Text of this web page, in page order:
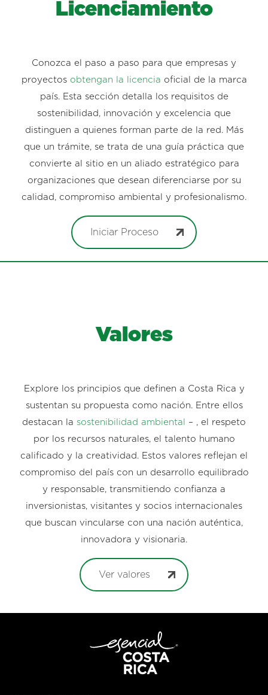
Licenciamiento
Conozca el paso a paso para que empresas y
proyectos obtengan la licencia oficial de la marca
país. Esta sección detalla los requisitos de
sostenibilidad, innovación y excelencia que
distinguen a quienes forman parte de la red. Más
que un trámite, se trata de una guía práctica que
convierte al sitio en un aliado estratégico para
organizaciones que desean diferenciarse por su
calidad, compromiso ambiental y profesionalismo.
Iniciar Proceso
Valores
Explore los principios que definen a Costa Rica y
sustentan su propuesta como nación. Entre ellos
destacan la sostenibilidad ambiental
– , el respeto
por los recursos naturales, el talento humano
calificado y la creatividad. Estos valores reflejan el
compromiso del país con un desarrollo equilibrado
y responsable, transmitiendo confianza a
inversionistas, visitantes y socios internacionales
que buscan vincularse con una nación auténtica,
innovadora y visionaria.
Ver valores